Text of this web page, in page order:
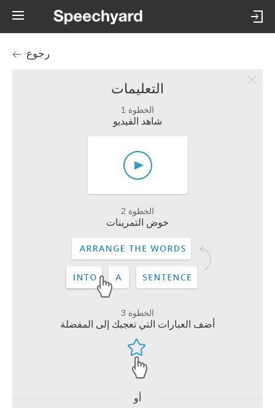
رجوع
التعليمات
الخطوة 1
شاهد الفيديو
الخطوة 2
خوض التمرينات
الخطوة 3
أضف العبارات التي تعجبك إلى المفضلة
أو